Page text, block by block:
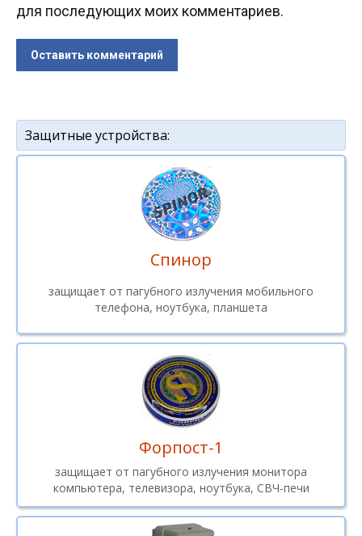
для последующих моих комментариев.
Оставить комментарий
Защитные устройства:
Спинор
защищает от пагубного излучения мобильного
телефона, ноутбука, планшета
Форпост-1
защищает от пагубного излучения монитора
компьютера, телевизора, ноутбука, СВЧ-печи